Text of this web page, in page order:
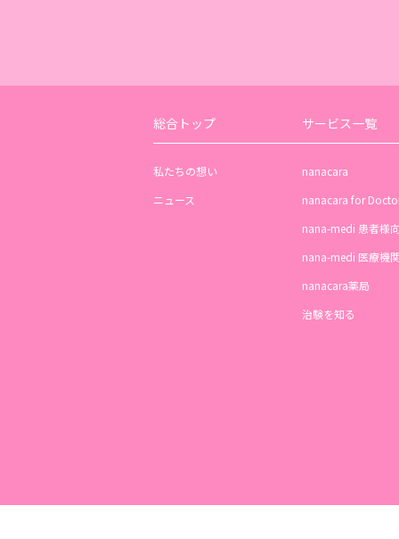
総合トップ
私たちの想い
ニュース
サービス一覧
nanacara
nanacara for
nana-medi 患者様
nana-medi 医療機
nanacara薬局
治験を知る